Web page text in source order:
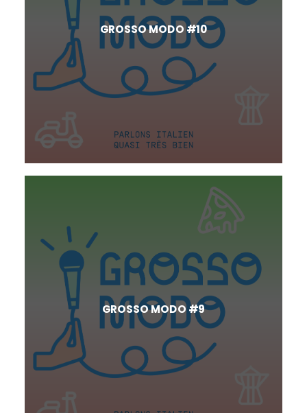
GROSSO MODO #10
GROSSO MODO #9